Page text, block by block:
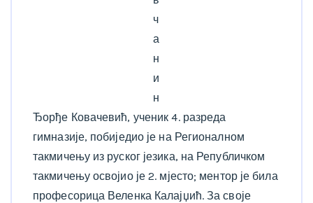
ч
а
н
и
н
Ђорђе Ковачевић, ученик 4. разреда
гимназије, побиједио је на Регионалном
такмичењу из руског језика, на Републичком
такмичењу освојио је 2. мјесто; ментор је била
професорица Веленка Калајџић. За своје